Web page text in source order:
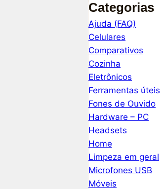
Categorias
Ajuda (FAQ)
Celulares
Comparativos
Cozinha
Eletrônicos
Ferramentas úteis
Fones de Ouvido
Hardware – PC
Headsets
Home
Limpeza em geral
Microfones USB
Móveis